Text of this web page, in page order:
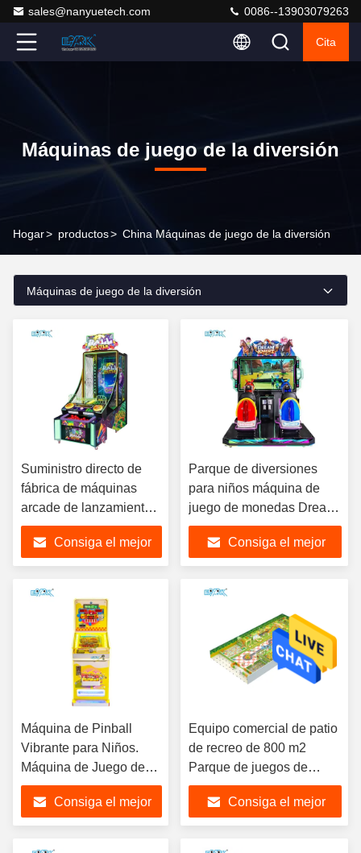
sales@nanyuetech.com 0086--13903079263
Cita
Máquinas de juego de la diversión
Hogar> productos> China Máquinas de juego de la diversión
Máquinas de juego de la diversión
Suministro directo de
fábrica de máquinas
arcade de lanzamiento
de pelotas
Consiga el mejor
Parque de diversiones
para niños máquina de
juego de monedas Dream
Knight máquina de
carreras de caballos
Consiga el mejor
Máquina de Pinball
Vibrante para Niños.
Máquina de Juego de
Entretenimiento Arcade.
Consiga el mejor
Equipo comercial de patio
de recreo de 800 m2
Parque de juegos de
juegos suaves de alto ROI
Consiga el mejor